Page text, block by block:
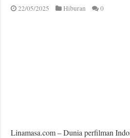
22/05/2025 Hiburan 0
Linamasa.com – Dunia perfilman